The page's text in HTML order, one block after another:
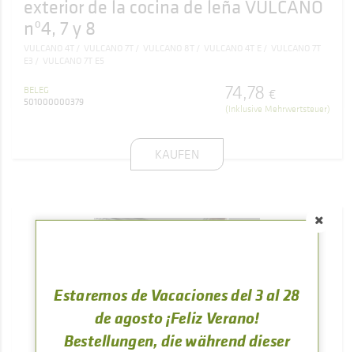
exterior de la cocina de leña VULCANO
nº4, 7 y 8
VULCANO 4T VULCANO 7T VULCANO 8T VULCANO 4T E
VULCANO 7T
E3
VULCANO 7T E5
BELEG
501000000379
74,78 €
(Inklusive Mehrwertsteuer)
KAUFEN
Estaremos de Vacaciones del 3 al 28
de agosto ¡Feliz Verano!
Bestellungen, die während dieser